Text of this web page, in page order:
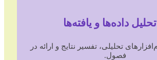
تحلیلی، تفسیر نتایج و ارائه در
فصول.